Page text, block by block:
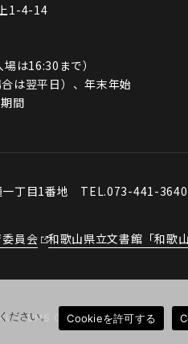
1-4-14
は16:30まで）
は翌平日）、年末年始
間
丁目1番地 TEL.073-441-
員会 和歌山県立文書館「和歌
COLLECTION
ださい。
Cookieを許可する